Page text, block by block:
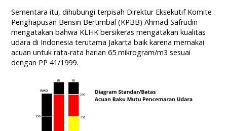
Sementara itu, dihubungi terpisah Direktur Eksekutif Komite
Penghapusan Bensin Bertimbal (KPBB) Ahmad Safrudin
mengatakan bahwa KLHK bersikeras mengatakan kualitas
udara di Indonesia terutama Jakarta baik karena memakai
acuan untuk rata-rata harian 65 mikrogram/m3 sesuai
dengan PP 41/1999.